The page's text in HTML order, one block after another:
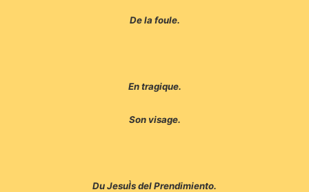
De la foule.
En tragique.
Son visage.
Du JesuÌs del Prendimiento.